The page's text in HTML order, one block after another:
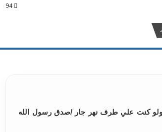
94
ولو كنت علي طرف نهر جار /صدق رسول الله